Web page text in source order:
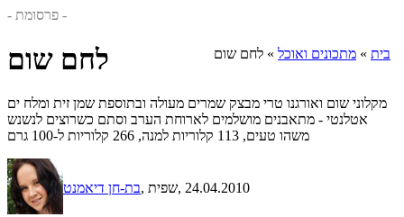
- פרסומת -
בית » מתכונים ואוכל » לחם שום לחם שום
מקלוני שום ואורגנו טרי מבצק שמרים מעולה ובתוספת שמן זית ומלח ים
אטלנטי - מתאבנים מושלמים לארוחת הערב וסתם כשרוצים לנשנש
משהו טעים, 113 קלוריות למנה, 266 קלוריות ל-100 גרם
בת-חן דיאמנט , שפית, 24.04.2010